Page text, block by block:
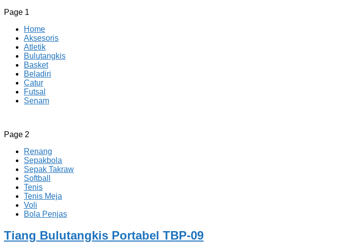
Page 1
Home
Aksesoris
Atletik
Bulutangkis
Basket
Beladiri
Catur
Futsal
Senam
CV JAYA BERSAMA Co Id
Menyediakan Semua Perlengkapan Olahraga Yang Lengkap, Berkualitas Dengan Harga Yang
Page 2
Renang
Sepakbola
Sepak Takraw
Softball
Tenis
Tenis Meja
Voli
Bola Penjas
Tiang Bulutangkis Portabel TBP-09